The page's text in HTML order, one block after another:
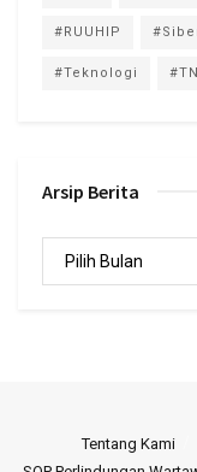
#RUUHIP
#Teknologi
Arsip Berita
Tentang Kami